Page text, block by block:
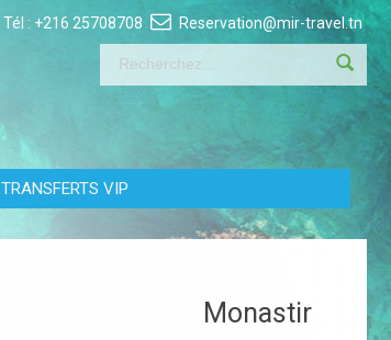
Tél : +216 25708708 Reservation@mir-travel.tn
TRANSFERTS VIP
Monastir